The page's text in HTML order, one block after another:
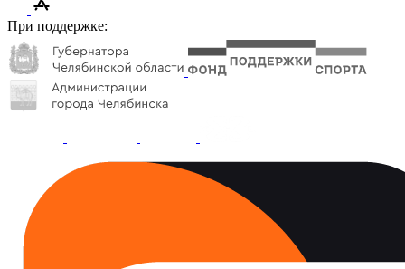
При поддержке: